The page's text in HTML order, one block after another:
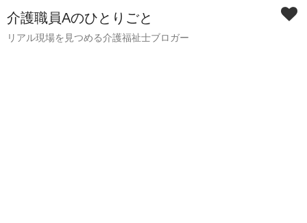
介護職員Aのひとりごと
リアル現場を見つめる介護福祉士ブロガー